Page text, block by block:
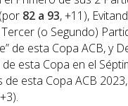
(por 82 a 93, +11),
(o Segundo)
de esta Copa ACB, y
esta Copa en el
de esta Copa ACB